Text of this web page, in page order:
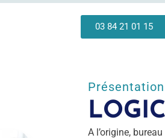
03 84 21 01 15
A l’origine,